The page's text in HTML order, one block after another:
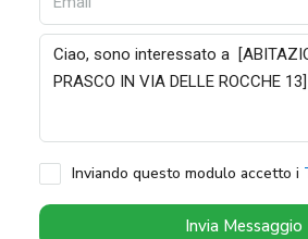
Inviando questo modulo accetto i
Invia Messaggio